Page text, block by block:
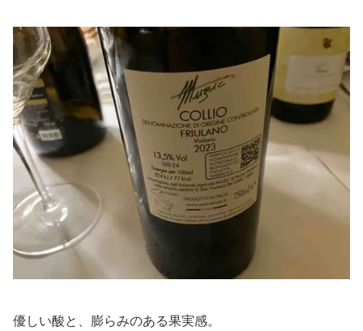
優しい酸と、膨らみのある果実感。